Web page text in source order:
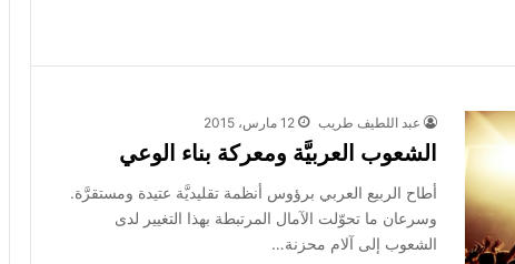
عبد اللطيف طريب 12 مارس، 2015
الشعوب العربيَّة ومعركة بناء الوعي
أطاح الربيع العربي برؤوس أنظمة تقليديَّة عتيدة ومستقرَّة.
وسرعان ما تحوّلت الآمال المرتبطة بهذا التغيير لدى
الشعوب إلى آلام محزنة…